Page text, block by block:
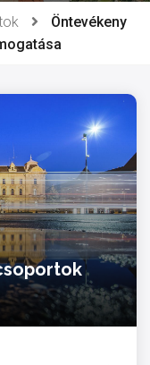
Öntevékeny